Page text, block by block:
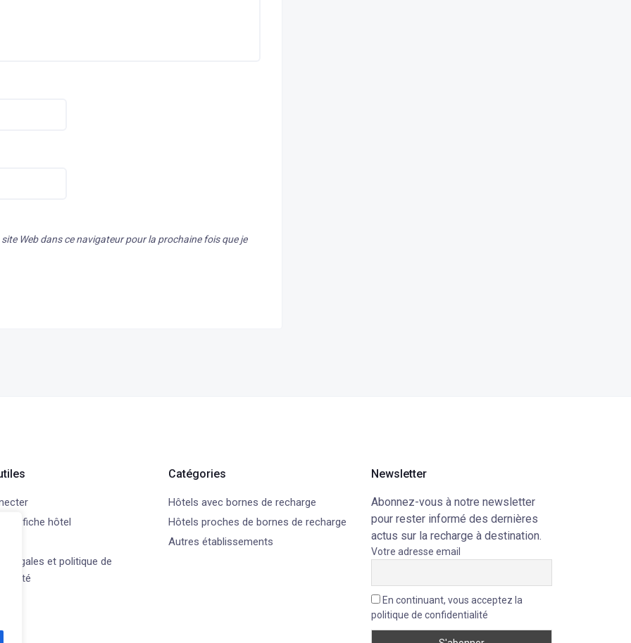
Web dans ce navigateur pour la prochaine fois que je
fiche hôtel
légales et politique de
Catégories
Hôtels avec bornes de recharge
Hôtels proches de bornes de recharge
Autres établissements
Newsletter
Abonnez-vous à notre newsletter
pour rester informé des dernières
actus sur la recharge à destination.
Votre adresse email
En continuant, vous acceptez la
politique de confidentialité